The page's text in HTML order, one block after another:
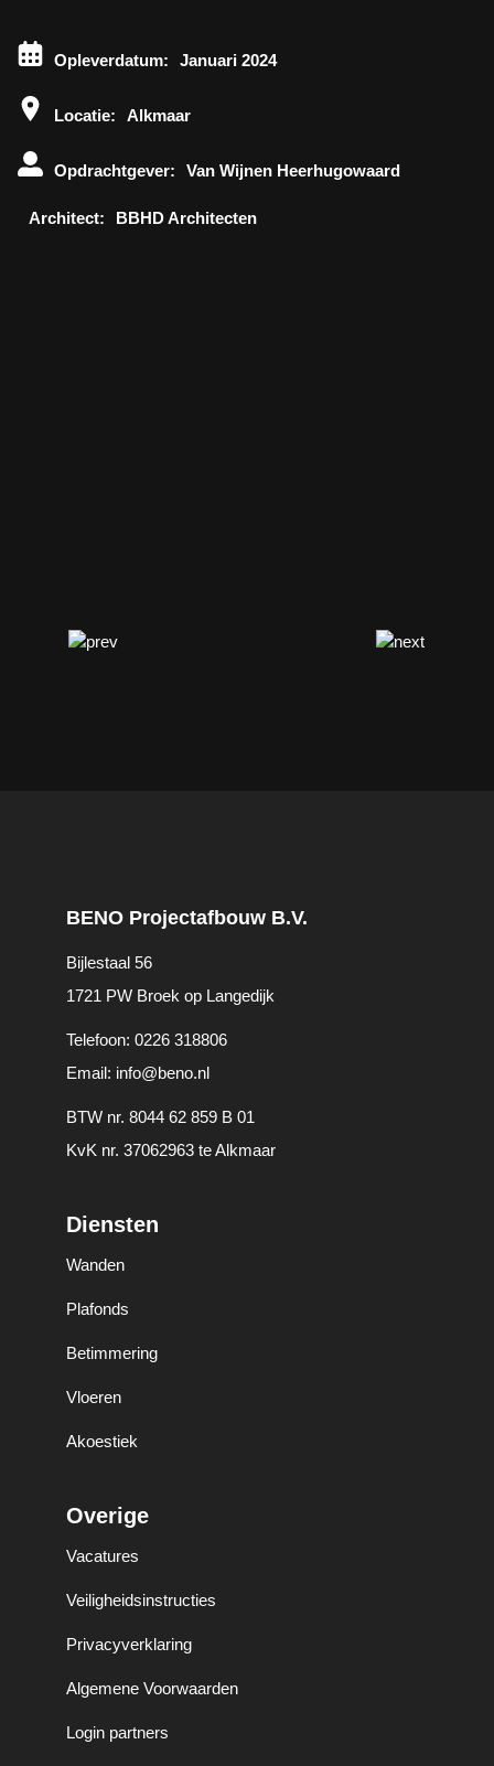
Opleverdatum: Januari 2024
Locatie: Alkmaar
Opdrachtgever: Van Wijnen Heerhugowaard
Architect: BBHD Architecten
BENO Projectafbouw B.V.
Bijlestaal 56
1721 PW Broek op Langedijk
Telefoon: 0226 318806
Email: info@beno.nl
BTW nr. 8044 62 859 B 01
KvK nr. 37062963 te Alkmaar
Diensten
Wanden
Plafonds
Betimmering
Vloeren
Akoestiek
Overige
Vacatures
Veiligheidsinstructies
Privacyverklaring
Algemene Voorwaarden
Login partners